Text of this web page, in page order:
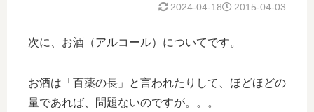
2015-04-03
2024-04-18
次に、お酒（アルコール）についてです。
お酒は「百薬の長」と言われたりして、ほどほどの
量であれば、問題ないのですが。。。